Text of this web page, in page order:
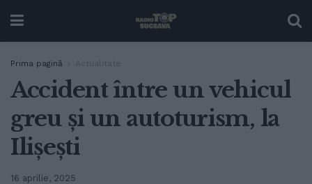
Prima pagină Actualitate
Accident între un vehicul
greu și un autoturism, la
Ilișești
16 aprilie, 2025